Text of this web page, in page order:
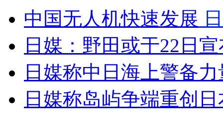
外交部：反对强权政治霸凌主义
外交部：有关国家言论片面不公正
中国无人机快速发展
日媒：野田或于22日
日媒称中日海上警备
日媒称岛屿争端重创